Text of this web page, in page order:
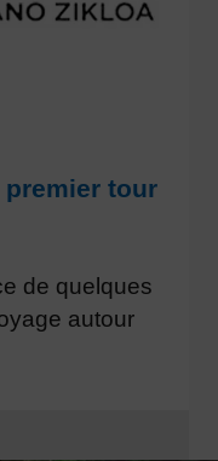
tour
de quelques
autour